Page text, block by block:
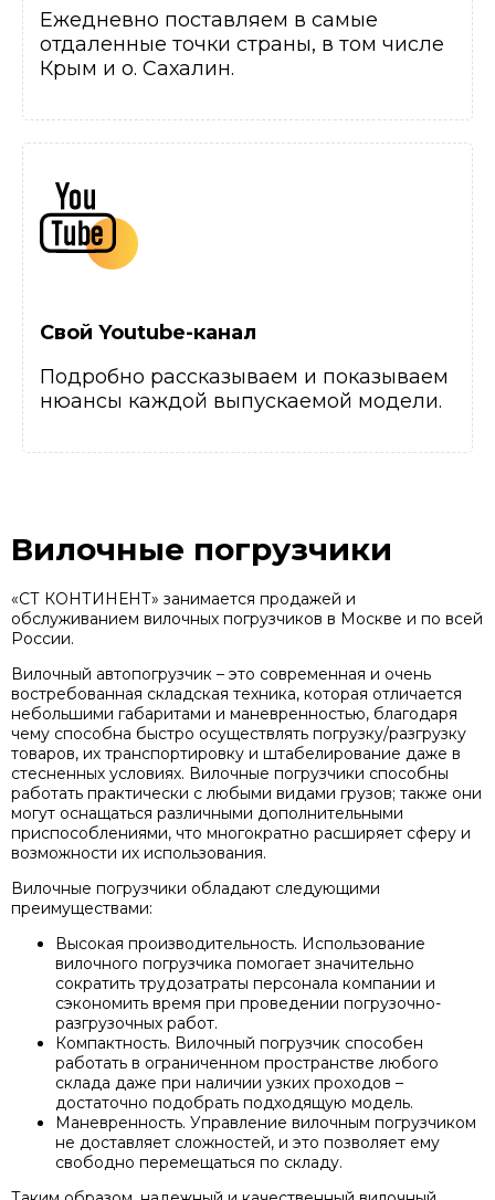
Ежедневно поставляем в самые
отдаленные точки страны, в том числе
Крым и о. Сахалин.
Свой Youtube-канал
Подробно рассказываем и показываем
нюансы каждой выпускаемой модели.
Вилочные погрузчики
«СТ КОНТИНЕНТ» занимается продажей и
обслуживанием вилочных погрузчиков в Москве и по всей
России.
Вилочный автопогрузчик – это современная и очень
востребованная складская техника, которая отличается
небольшими габаритами и маневренностью, благодаря
чему способна быстро осуществлять погрузку/разгрузку
товаров, их транспортировку и штабелирование даже в
стесненных условиях. Вилочные погрузчики способны
работать практически с любыми видами грузов; также они
могут оснащаться различными дополнительными
приспособлениями, что многократно расширяет сферу и
возможности их использования.
Вилочные погрузчики обладают следующими
преимуществами:
Высокая производительность. Использование
вилочного погрузчика помогает значительно
сократить трудозатраты персонала компании и
сэкономить время при проведении погрузочно-
разгрузочных работ.
Компактность. Вилочный погрузчик способен
работать в ограниченном пространстве любого
склада даже при наличии узких проходов –
достаточно подобрать подходящую модель.
Маневренность. Управление вилочным погрузчиком
не доставляет сложностей, и это позволяет ему
свободно перемещаться по складу.